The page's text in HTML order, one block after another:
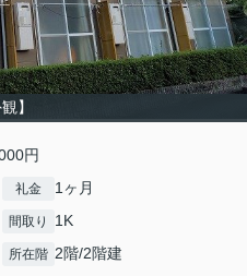
】
円
礼金 1ヶ月
間取り 1K
所在階 2階/2階建